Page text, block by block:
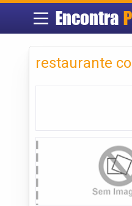
Encontra
restaurante